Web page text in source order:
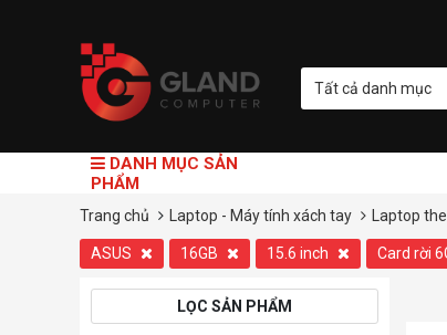
Tất cả danh mục
DANH MỤC SẢN
PHẨM
Trang chủ Laptop - Máy tính xách tay Laptop
ASUS 16GB 15.6 inch Card rời
LỌC SẢN PHẨM